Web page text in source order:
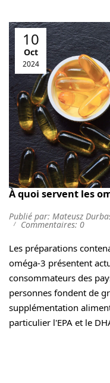
À quoi servent les
10
Oct
2024
Publié par: Mateusz
Commentaires: 0
Les préparations
oméga-3 présentent
consommateurs des
personnes fondent de
supplémentation
particulier l'EPA et le